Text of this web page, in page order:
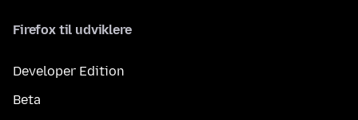
Firefox til udviklere
Developer Edition
Beta